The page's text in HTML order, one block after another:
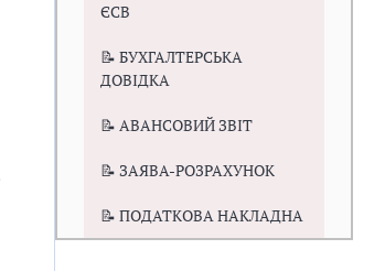
ЄСВ
📝 БУХГАЛТЕРСЬКА
ДОВІДКА
📝 АВАНСОВИЙ ЗВІТ
📝 ЗАЯВА-РОЗРАХУНОК
📝 ПОДАТКОВА НАКЛАДНА